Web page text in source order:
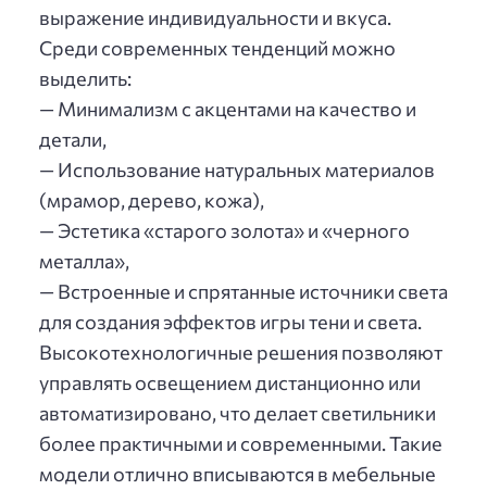
выражение индивидуальности и вкуса.
Среди современных тенденций можно
выделить:
— Минимализм с акцентами на качество и
детали,
— Использование натуральных материалов
(мрамор, дерево, кожа),
— Эстетика «старого золота» и «черного
металла»,
— Встроенные и спрятанные источники света
для создания эффектов игры тени и света.
Высокотехнологичные решения позволяют
управлять освещением дистанционно или
автоматизировано, что делает светильники
более практичными и современными. Такие
модели отлично вписываются в мебельные